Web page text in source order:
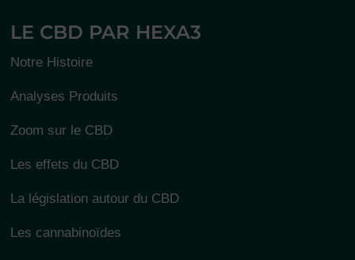
LE CBD PAR HEXA3
Notre Histoire
Analyses Produits
Zoom sur le CBD
Les effets du CBD
La législation autour du CBD
Les cannabinoïdes